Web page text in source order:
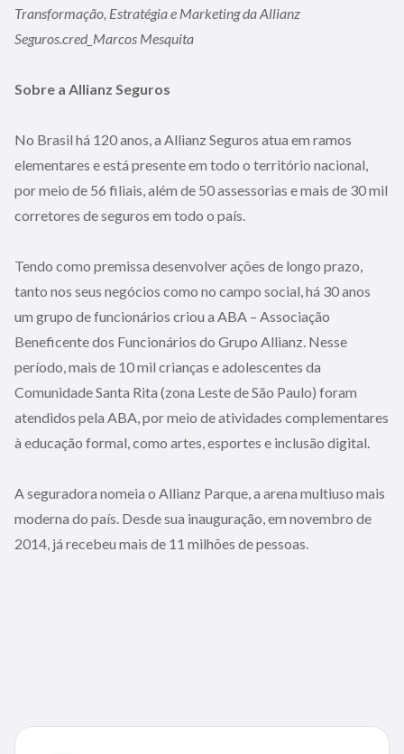
Transformação, Estratégia e Marketing da Allianz
Seguros.cred_Marcos Mesquita
Sobre a Allianz Seguros
No Brasil há 120 anos, a Allianz Seguros atua em ramos
elementares e está presente em todo o território nacional,
por meio de 56 filiais, além de 50 assessorias e mais de 30 mil
corretores de seguros em todo o país.
Tendo como premissa desenvolver ações de longo prazo,
tanto nos seus negócios como no campo social, há 30 anos
um grupo de funcionários criou a ABA – Associação
Beneficente dos Funcionários do Grupo Allianz. Nesse
período, mais de 10 mil crianças e adolescentes da
Comunidade Santa Rita (zona Leste de São Paulo) foram
atendidos pela ABA, por meio de atividades complementares
à educação formal, como artes, esportes e inclusão digital.
A seguradora nomeia o Allianz Parque, a arena multiuso mais
moderna do país. Desde sua inauguração, em novembro de
2014, já recebeu mais de 11 milhões de pessoas.